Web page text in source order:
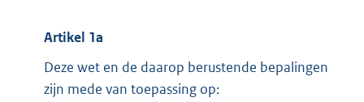
Artikel 1a
Deze wet en de daarop berustende bepalingen
zijn mede van toepassing op: